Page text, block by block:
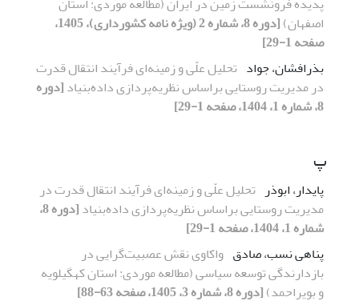
اصفهان)
[دوره 8، شماره 2 (ویژه نامه کشورداری)، 1405،
صفحه 1-29]
بذرافشان، جواد تحلیل علّی و زمینه‌ای فرآیند انتقال قدرت
در مدیریت روستایی براساس نظریه‌پردازی داده‌بنیاد[دوره
8، شماره 1، 1404، صفحه 1-29]
پ
پایدار، ابوذر تحلیل علّی و زمینه‌ای فرآیند انتقال قدرت در
مدیریت روستایی براساس نظریه‌پردازی داده‌بنیاد
[دوره 8،
شماره 1، 1404، صفحه 1-29]
پناهی نسب، صادق واکاوی نقش عصبیت‌گرایی در
بازدارندگی توسعه سیاسی(مطالعه موردی: استان کهگیلویه
و بویراحمد)[دوره 8، شماره 3، 1405، صفحه 63-88]